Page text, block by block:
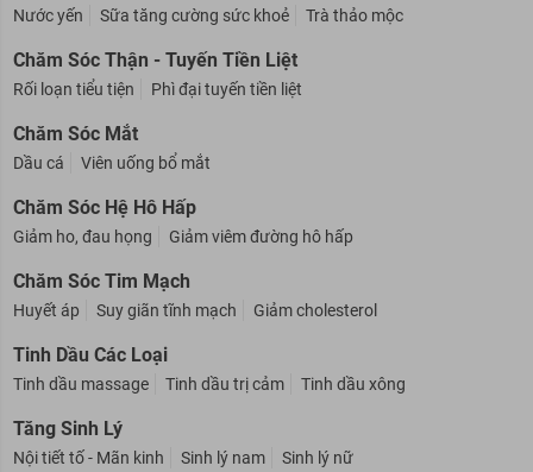
Nước yến Sữa tăng cường sức khoẻ Trà thảo mộc
Chăm Sóc Thận - Tuyến Tiền Liệt
Rối loạn tiểu tiện Phì đại tuyến tiền liệt
Chăm Sóc Mắt
Dầu cá Viên uống bổ mắt
Chăm Sóc Hệ Hô Hấp
Giảm ho, đau họng Giảm viêm đường hô hấp
Chăm Sóc Tim Mạch
Huyết áp Suy giãn tĩnh mạch Giảm cholesterol
Tinh Dầu Các Loại
Tinh dầu massage Tinh dầu trị cảm Tinh dầu xông
Tăng Sinh Lý
Nội tiết tố - Mãn kinh Sinh lý nam Sinh lý nữ